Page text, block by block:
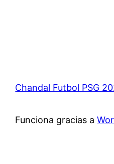
Chandal Futbol PSG
Funciona gracias a